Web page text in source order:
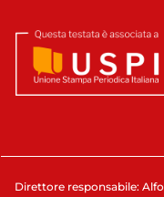
Direttore responsabile: